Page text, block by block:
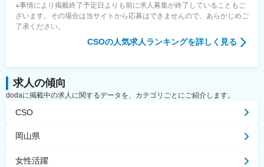
※事情により掲載終了予定日よりも前に求人募集が終了していることもご
ざいます。その場合は当サイトから応募はできませんので、あらかじめご
了承ください。
CSOの人気求人ランキングを詳しく見る
求人の傾向
dodaに掲載中の求人に関するデータを、カテゴリごとにご紹介します。
CSO
岡山県
女性活躍